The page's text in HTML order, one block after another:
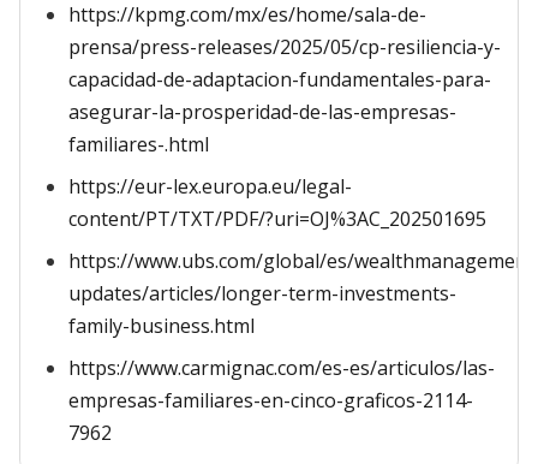
https://kpmg.com/mx/es/home/sala-de-
prensa/press-releases/2025/05/cp-resiliencia-y-
capacidad-de-adaptacion-fundamentales-para-
asegurar-la-prosperidad-de-las-empresas-
familiares-.html
https://eur-lex.europa.eu/legal-
content/PT/TXT/PDF/?uri=OJ%3AC_202501695
https://www.ubs.com/global/es/
updates/articles/longer-term-investments-
family-business.html
https://www.carmignac.com/es-es/articulos/las-
empresas-familiares-en-cinco-graficos-2114-
7962